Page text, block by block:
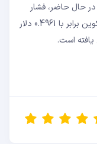
کند. اما در حال حاضر، فشار
فروش همچنان غالب است. قیمت فعلی پای‌ کوین برابر با 0.4961 دلار